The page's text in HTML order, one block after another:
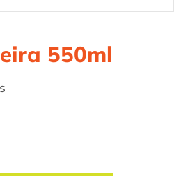
550ml